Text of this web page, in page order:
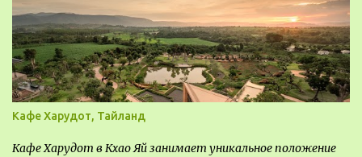
Кафе Харудот, Тайланд
Кафе Харудот в Кхао Яй занимает уникальное положение